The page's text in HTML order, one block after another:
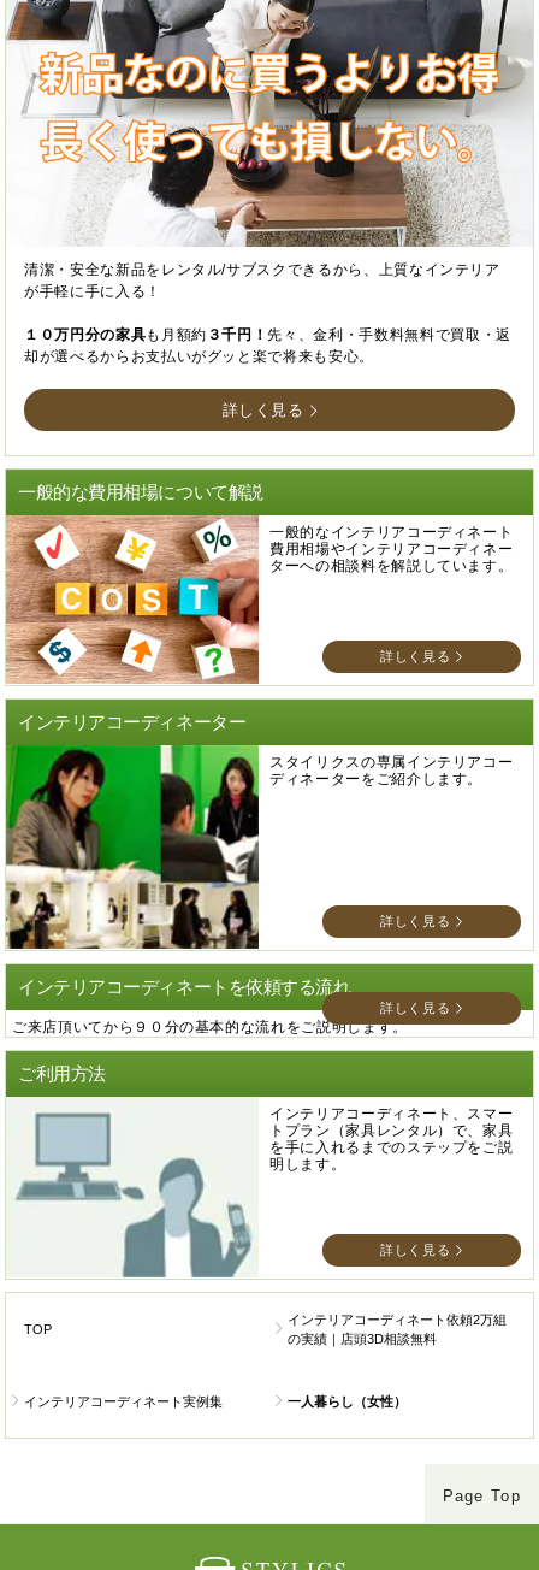
清潔・安全な新品をレンタル/サブスクできるから、上質なインテリア
が手軽に手に入る！
１０万円分の家具も月額約 ３千円！先々、金利・手数料無料で買取・返
却が選べるからお支払いがグッと楽で将来も安心。
詳しく見る
一般的な費用相場について解説
一般的なインテリアコーディネート
費用相場やインテリアコーディネー
ターへの相談料を解説しています。
詳しく見る
インテリアコーディネーター
スタイリクスの専属インテリアコー
ディネーターをご紹介します。
詳しく見る
インテリアコーディネートを依頼する流れ
ご来店頂いてから９０分の基本的な流れをご説明します。
詳しく見る
ご利用方法
インテリアコーディネート、スマー
トプラン（家具レンタル）で、家具
を手に入れるまでのステップをご説
明します。
詳しく見る
TOP
インテリアコーディネート依頼2万組
の実績｜店頭3D相談無料
インテリアコーディネート実例集 一人暮らし（女性）
Page Top